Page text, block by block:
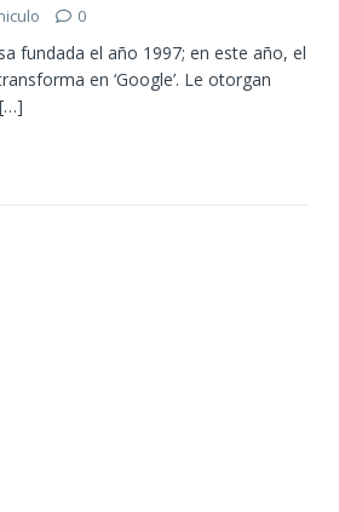
0
fundada el año 1997; en este año, el
en ‘Google’. Le otorgan
[…]